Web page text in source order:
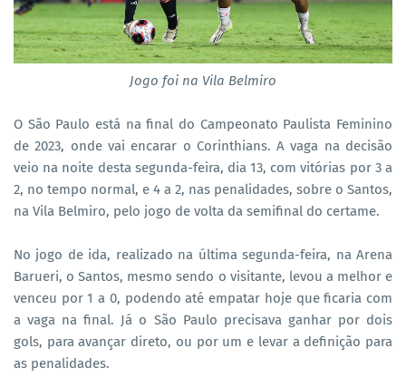
Jogo foi na Vila Belmiro
O São Paulo está na final do Campeonato Paulista Feminino
de 2023, onde vai encarar o Corinthians. A vaga na decisão
veio na noite desta segunda-feira, dia 13, com vitórias por 3 a
2, no tempo normal, e 4 a 2, nas penalidades, sobre o Santos,
na Vila Belmiro, pelo jogo de volta da semifinal do certame.
No jogo de ida, realizado na última segunda-feira, na Arena
Barueri, o Santos, mesmo sendo o visitante, levou a melhor e
venceu por 1 a 0, podendo até empatar hoje que ficaria com
a vaga na final. Já o São Paulo precisava ganhar por dois
gols, para avançar direto, ou por um e levar a definição para
as penalidades.